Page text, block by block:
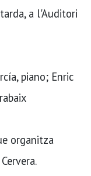
a l'Auditori
piano; Enric
organitza